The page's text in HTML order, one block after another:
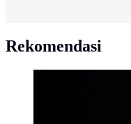
Rekomendasi